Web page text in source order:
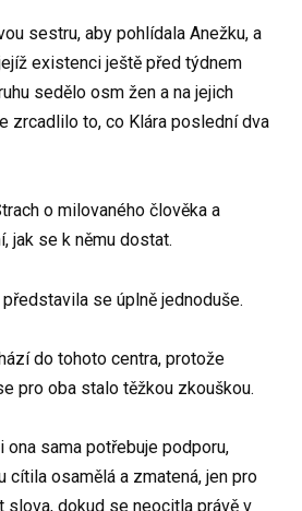
sestru, aby pohlídala Anežku, a
existenci ještě před týdnem
sedělo osm žen a na jejich
zrcadlilo to, co Klára poslední dva
o milovaného člověka a
jak se k němu dostat.
se úplně jednoduše.
do tohoto centra, protože
pro oba stalo těžkou zkouškou.
ona sama potřebuje podporu,
cítila osamělá a zmatená, jen pro
slova, dokud se neocitla právě v